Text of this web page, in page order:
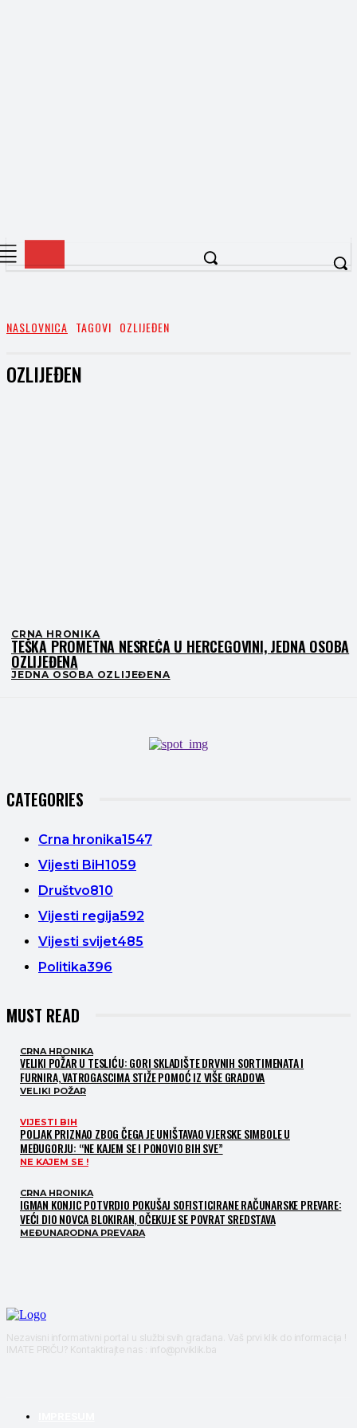
NASLOVNICA TAGOVI OZLIJEĐEN
OZLIJEĐEN
CRNA HRONIKA
TEŠKA PROMETNA NESREĆA U HERCEGOVINI, JEDNA OSOBA
OZLIJEĐENA
JEDNA OSOBA OZLIJEĐENA
CATEGORIES
Crna hronika1547
Vijesti BiH1059
Društvo810
Vijesti regija592
Vijesti svijet485
Politika396
MUST READ
CRNA HRONIKA
VELIKI POŽAR U TESLIĆU: GORI SKLADIŠTE DRVNIH SORTIMENATA I
FURNIRA, VATROGASCIMA STIŽE POMOĆ IZ VIŠE GRADOVA
VELIKI POŽAR
VIJESTI BIH
POLJAK PRIZNAO ZBOG ČEGA JE UNIŠTAVAO VJERSKE SIMBOLE U
MEĐUGORJU: “NE KAJEM SE I PONOVIO BIH SVE”
NE KAJEM SE !
CRNA HRONIKA
IGMAN KONJIC POTVRDIO POKUŠAJ SOFISTICIRANE RAČUNARSKE PREVARE:
VEĆI DIO NOVCA BLOKIRAN, OČEKUJE SE POVRAT SREDSTAVA
MEĐUNARODNA PREVARA
Nezavisni informativni portal u službi svih građana. Vaš prvi klik do informacija !
IMATE PRIČU? Kontaktirajte nas : info@prviklik.ba